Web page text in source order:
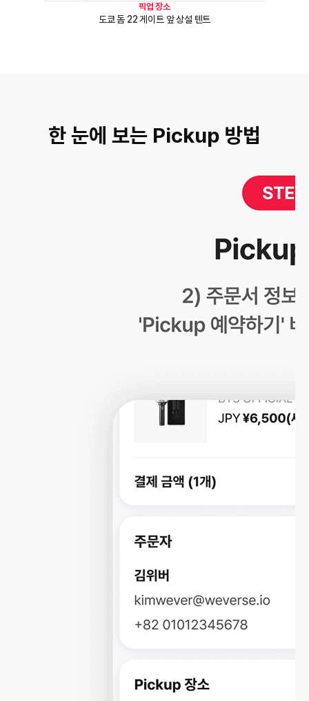
픽업 장소
도쿄 돔 22 게이트 앞 상설 텐트
한 눈에 보는 Pickup 방법